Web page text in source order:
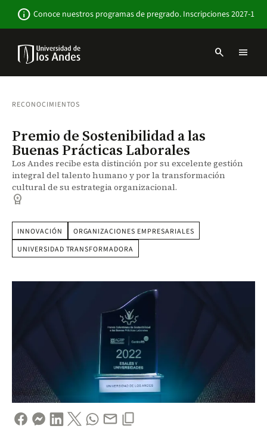
contenido
info Conoce nuestros programas de pregrado. Inscripciones 2027-1
Navbar
search menu
RECONOCIMIENTOS
Premio de Sostenibilidad a las
Buenas Prácticas Laborales
Los Andes recibe esta distinción por su excelente gestión
integral del talento humano y por la transformación
cultural de su estrategia organizacional.
workspace_premium
INNOVACIÓN
ORGANIZACIONES EMPRESARIALES
UNIVERSIDAD TRANSFORMADORA